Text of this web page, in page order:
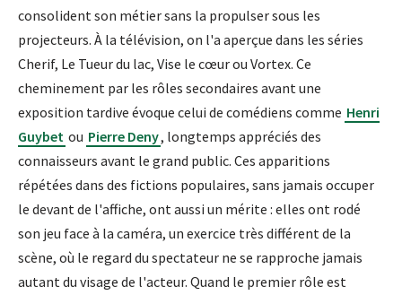
consolident son métier sans la propulser sous les
projecteurs. À la télévision, on l'a aperçue dans les séries
Cherif, Le Tueur du lac, Vise le cœur ou Vortex. Ce
cheminement par les rôles secondaires avant une
exposition tardive évoque celui de comédiens comme Henri
Guybet ou Pierre Deny, longtemps appréciés des
connaisseurs avant le grand public. Ces apparitions
répétées dans des fictions populaires, sans jamais occuper
le devant de l'affiche, ont aussi un mérite : elles ont rodé
son jeu face à la caméra, un exercice très différent de la
scène, où le regard du spectateur ne se rapproche jamais
autant du visage de l'acteur. Quand le premier rôle est